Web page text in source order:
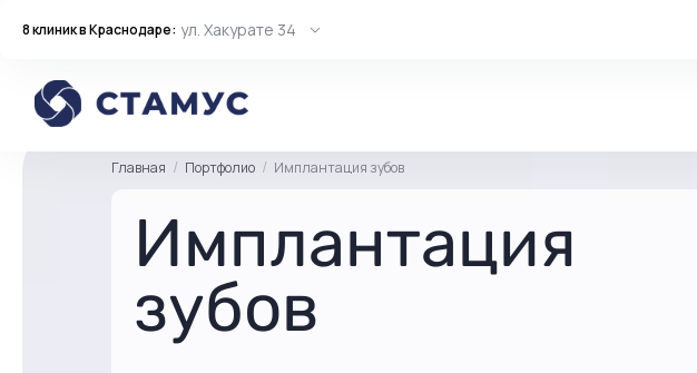
8 клиник в Краснодаре: ул. Хакурате 34
Главная Портфолио Имплантация зубов
Имплантация
зубов